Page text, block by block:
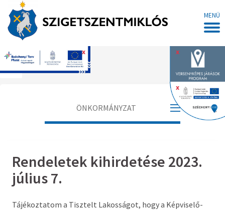
MENÜ
x
x
x
Főoldal
ÖNKORMÁNYZAT
Alpolgármester
Jegyző
Aljegyző
Rendeletek kihirdetése 2023.
július 7.
Tájékoztatom a Tisztelt Lakosságot, hogy a Képviselő-